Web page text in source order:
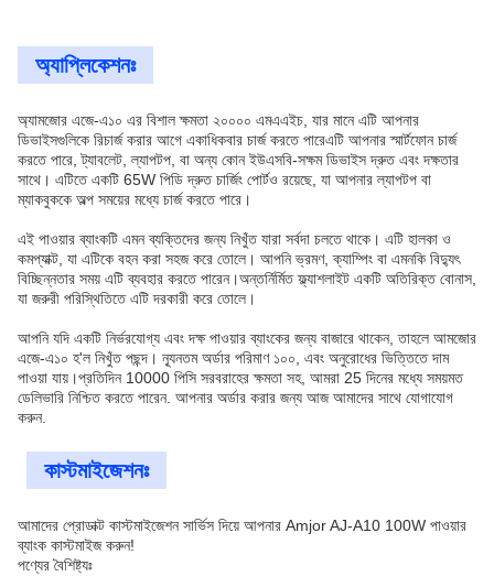
অ্যাপ্লিকেশনঃ
অ্যামজোর এজে-এ১০ এর বিশাল ক্ষমতা ২০০০০ এমএএইচ, যার মানে এটি আপনার
ডিভাইসগুলিকে রিচার্জ করার আগে একাধিকবার চার্জ করতে পারেএটি আপনার স্মার্টফোন চার্জ
করতে পারে, ট্যাবলেট, ল্যাপটপ, বা অন্য কোন ইউএসবি-সক্ষম ডিভাইস দ্রুত এবং দক্ষতার
সাথে। এটিতে একটি 65W পিডি দ্রুত চার্জিং পোর্টও রয়েছে, যা আপনার ল্যাপটপ বা
ম্যাকবুককে অল্প সময়ের মধ্যে চার্জ করতে পারে।
এই পাওয়ার ব্যাংকটি এমন ব্যক্তিদের জন্য নিখুঁত যারা সর্বদা চলতে থাকে। এটি হালকা ও
কমপ্যাক্ট, যা এটিকে বহন করা সহজ করে তোলে। আপনি ভ্রমণ, ক্যাম্পিং বা এমনকি বিদ্যুৎ
বিচ্ছিন্নতার সময় এটি ব্যবহার করতে পারেন।অন্তর্নির্মিত ফ্ল্যাশলাইট একটি অতিরিক্ত বোনাস,
যা জরুরী পরিস্থিতিতে এটি দরকারী করে তোলে।
আপনি যদি একটি নির্ভরযোগ্য এবং দক্ষ পাওয়ার ব্যাংকের জন্য বাজারে থাকেন, তাহলে আমজোর
এজে-এ১০ হ'ল নিখুঁত পছন্দ। ন্যূনতম অর্ডার পরিমাণ ১০০, এবং অনুরোধের ভিত্তিতে দাম
পাওয়া যায়।প্রতিদিন 10000 পিসি সরবরাহের ক্ষমতা সহ, আমরা 25 দিনের মধ্যে সময়মত
ডেলিভারি নিশ্চিত করতে পারেন. আপনার অর্ডার করার জন্য আজ আমাদের সাথে যোগাযোগ
করুন.
কাস্টমাইজেশনঃ
আমাদের প্রোডাক্ট কাস্টমাইজেশন সার্ভিস দিয়ে আপনার Amjor AJ-A10 100W পাওয়ার
ব্যাংক কাস্টমাইজ করুন!
পণ্যের বৈশিষ্ট্যঃ